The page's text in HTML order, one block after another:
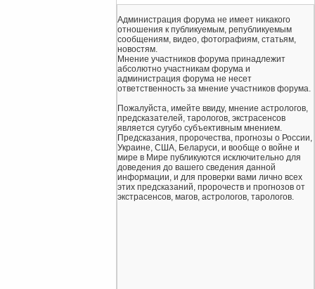
Администрация форума не имеет никакого
отношения к публикуемым, републикуемым
сообщениям, видео, фотографиям, статьям,
новостям.
Мнение участников форума принадлежит
абсолютно участникам форума и
администрация форума не несет
ответственность за мнение участников форума.
Пожалуйста, имейте ввиду, мнение астрологов,
предсказателей, тарологов, экстрасенсов
является сугубо субъективным мнением.
Предсказания, пророчества, прогнозы о России,
Украине, США, Беларуси, и вообще о войне и
мире в Мире публикуются исключительно для
доведения до вашего сведения данной
информации, и для проверки вами лично всех
этих предсказаний, пророчеств и прогнозов от
экстрасенсов, магов, астрологов, тарологов.